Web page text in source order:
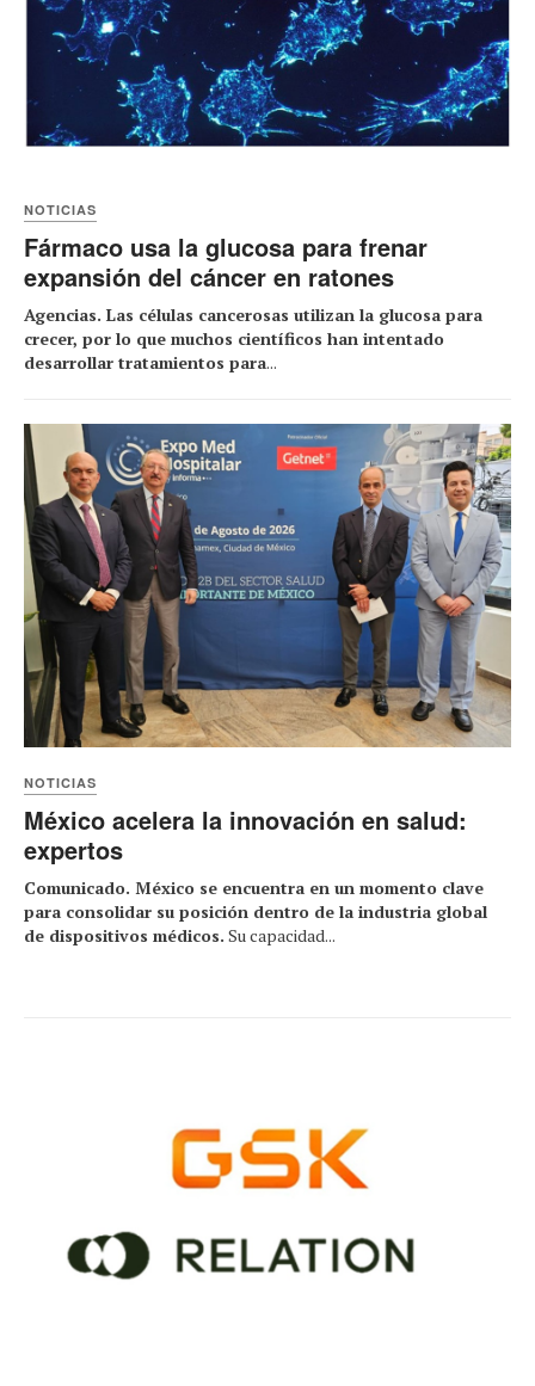
NOTICIAS
Fármaco usa la glucosa para frenar
expansión del cáncer en ratones
Agencias. Las células cancerosas utilizan la glucosa para
crecer, por lo que muchos científicos han intentado
desarrollar tratamientos para...
NOTICIAS
México acelera la innovación en salud:
expertos
Comunicado. México se encuentra en un momento clave
para consolidar su posición dentro de la industria global
de dispositivos médicos. Su capacidad...